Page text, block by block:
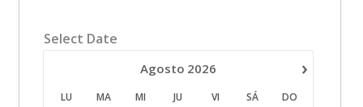
Select Date
›
Agosto 2026
LU MA MI JU VI SÁ
DO